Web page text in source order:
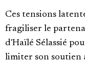
Ces tensions
fragiliser le
d'Haïlé Sélassié
limiter son soutien